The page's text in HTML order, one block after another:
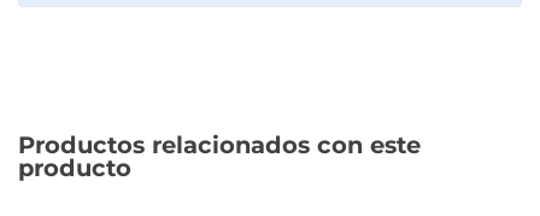
Productos relacionados con este
producto